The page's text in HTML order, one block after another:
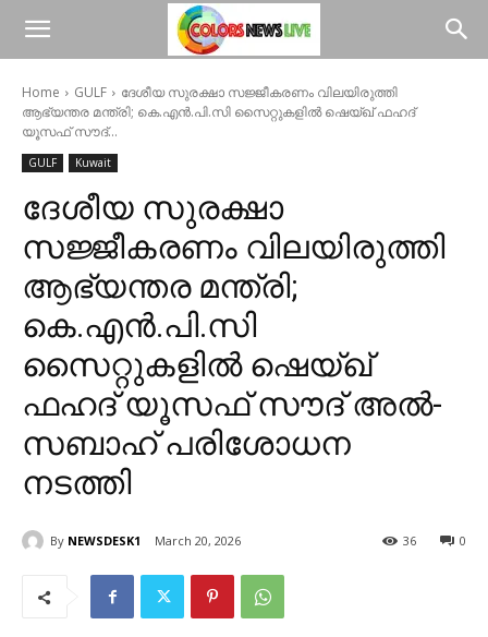
Home GULF
ദേശീയ സുരക്ഷാ സജ്ജീകരണം വിലയിരുത്തി
ആഭ്യന്തര മന്ത്രി; കെ.എൻ.പി.സി സൈറ്റുകളിൽ ഷെയ്ഖ് ഫഹദ്
യൂസഫ് സൗദ്...
GULF Kuwait
ദേശീയ സുരക്ഷാ
സജ്ജീകരണം വിലയിരുത്തി
ആഭ്യന്തര മന്ത്രി;
കെ.എൻ.പി.സി
സൈറ്റുകളിൽ ഷെയ്ഖ്
ഫഹദ് യൂസഫ് സൗദ് അൽ-
സബാഹ് പരിശോധന
നടത്തി
By NEWSDESK1 March 20, 2026 0
36